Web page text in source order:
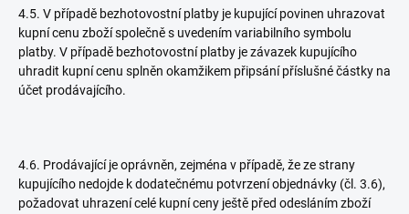
4.5. V případě bezhotovostní platby je kupující povinen uhrazovat
kupní cenu zboží společně s uvedením variabilního symbolu
platby. V případě bezhotovostní platby je závazek kupujícího
uhradit kupní cenu splněn okamžikem připsání příslušné částky na
účet prodávajícího.
4.6. Prodávající je oprávněn, zejména v případě, že ze strany
kupujícího nedojde k dodatečnému potvrzení objednávky (čl. 3.6),
požadovat uhrazení celé kupní ceny ještě před odesláním zboží